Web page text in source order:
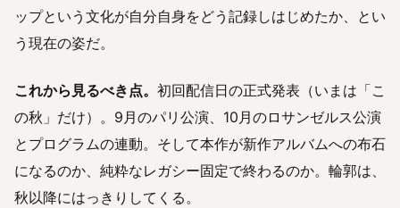
ップという文化が自分自身をどう記録しはじめたか、とい
う現在の姿だ。
これから見るべき点。 初回配信日の正式発表（いまは「こ
の秋」だけ）。9月のパリ公演、10月のロサンゼルス公演
とプログラムの連動。そして本作が新作アルバムへの布石
になるのか、純粋なレガシー固定で終わるのか。輪郭は、
秋以降にはっきりしてくる。